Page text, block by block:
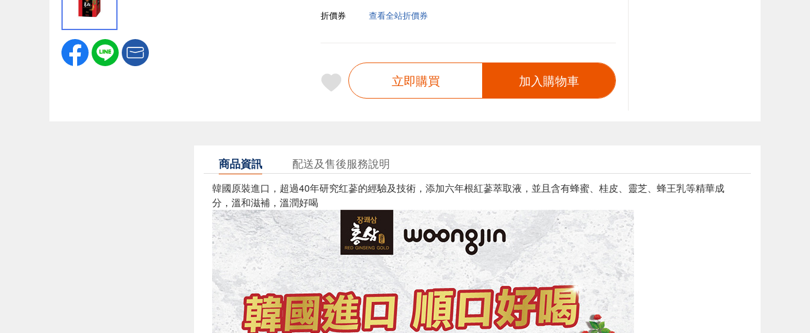
折價券
查看全站折價券
立即購買 加入購物車
商品資訊 配送及售後服務說明
韓國原裝進口，超過40年研究红蔘的經驗及技術，添加六年根紅蔘萃取液，並且含有蜂蜜、桂皮、靈芝、蜂王乳等精華成
分，溫和滋補，溫潤好喝